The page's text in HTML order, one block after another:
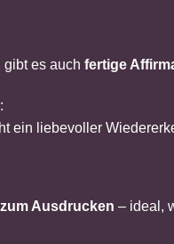
gibt es auch fertige
:
ein liebevoller
Ausdrucken – ideal,